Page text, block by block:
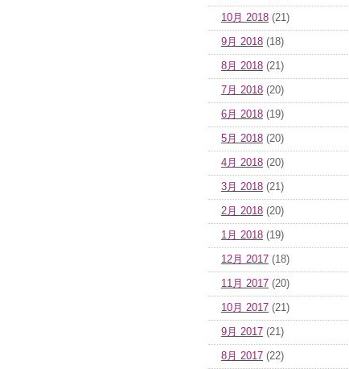
10月 2018 (21)
9月 2018 (18)
8月 2018 (21)
7月 2018 (20)
6月 2018 (19)
5月 2018 (20)
4月 2018 (20)
3月 2018 (21)
2月 2018 (20)
1月 2018 (19)
12月 2017 (18)
11月 2017 (20)
10月 2017 (21)
9月 2017 (21)
8月 2017 (22)